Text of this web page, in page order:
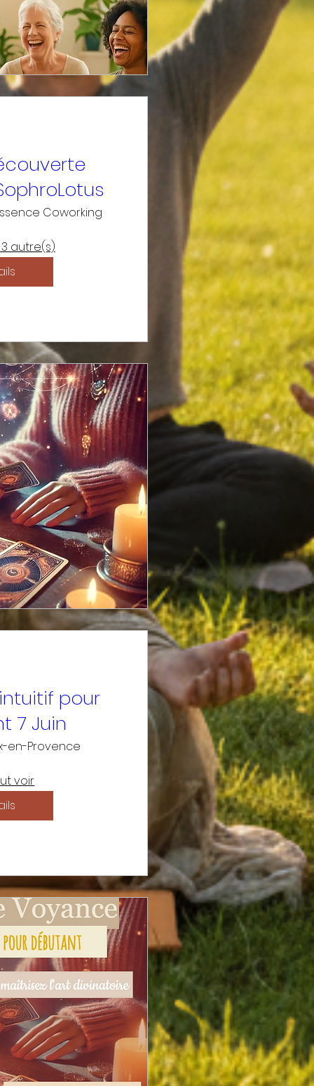
Coworking
autre(s)
pour
7 Juin
en-Provence
voir